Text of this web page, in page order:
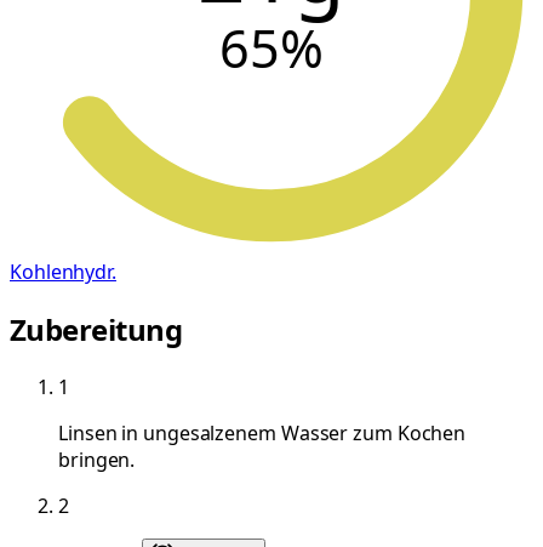
65%
Kohlenhydr.
Zubereitung
1
Linsen in ungesalzenem Wasser zum Kochen
bringen.
2